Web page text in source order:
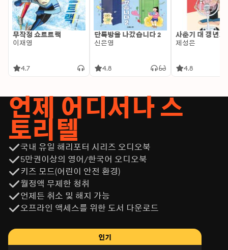
무작정 쇼트트랙
이재영
4.7
단톡방을 나갔습니다 2
신은영
4.8
사춘기 대 갱년기
제성은
4.8
언제 어디서나 스
토리텔
국내 유일 해리포터 시리즈 오디오북
5만권이상의 영어/한국어 오디오북
키즈 모드(어린이 안전 환경)
월정액 무제한 청취
언제든 취소 및 해지 가능
오프라인 액세스를 위한 도서 다운로드
인기